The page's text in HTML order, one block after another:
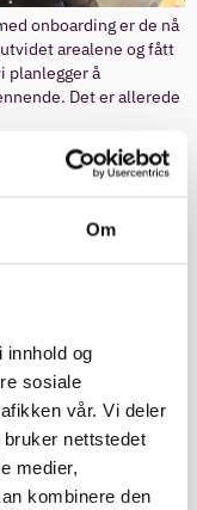
Om
innhold og
sosiale
vår. Vi deler
nettstedet
medier,
kombinere den
onboarding er de nå
arealene og fått
planlegger å
Det er allerede